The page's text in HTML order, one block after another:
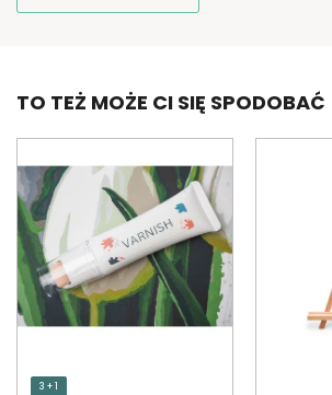
TO TEŻ MOŻE CI SIĘ SPODOBAĆ
3 + 1